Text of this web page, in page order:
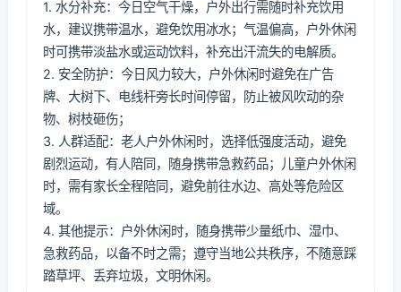
1. 水分补充：今日空气干燥，户外出行需随时补充饮用
水，建议携带温水，避免饮用冰水；气温偏高，户外休闲
时可携带淡盐水或运动饮料，补充出汗流失的电解质。
2. 安全防护：今日风力较大，户外休闲时避免在广告
牌、大树下、电线杆旁长时间停留，防止被风吹动的杂
物、树枝砸伤；
3. 人群适配：老人户外休闲时，选择低强度活动，避免
剧烈运动，有人陪同，随身携带急救药品；儿童户外休闲
时，需有家长全程陪同，避免前往水边、高处等危险区
域。
4. 其他提示：户外休闲时，随身携带少量纸巾、湿巾、
急救药品，以备不时之需；遵守当地公共秩序，不随意踩
踏草坪、丢弃垃圾，文明休闲。